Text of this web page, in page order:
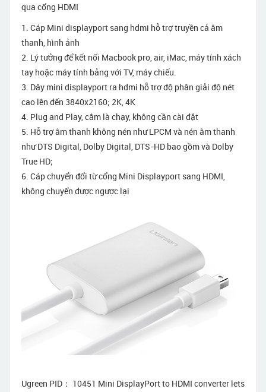
qua cổng HDMI
1. Cáp Mini displayport sang hdmi hỗ trợ truyền cả âm
thanh, hình ảnh
2. Lý tưởng để kết nối Macbook pro, air, iMac, máy tính xách
tay hoặc máy tính bảng với TV, máy chiếu.
3. Dây mini displayport ra hdmi hỗ trợ độ phân giải độ nét
cao lên đến 3840x2160; 2K, 4K
4. Plug and Play, cắm là chạy, không cần cài đặt
5. Hỗ trợ âm thanh không nén như LPCM và nén âm thanh
như DTS Digital, Dolby Digital, DTS-HD bao gồm và Dolby
True HD;
6. Cáp chuyển đổi từ cổng Mini Displayport sang HDMI,
không chuyển được ngược lại
Ugreen PID： 10451 Mini DisplayPort to HDMI converter lets